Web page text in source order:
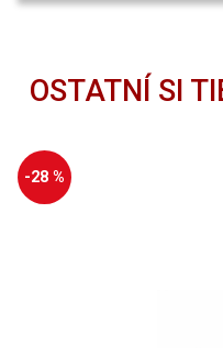
OSTATNÍ SI
-28 %